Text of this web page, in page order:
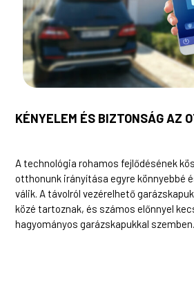
KÉNYELEM ÉS BIZTONSÁG AZ
A technológia rohamos fejlődésének
otthonunk irányítása egyre könnyebbé
válik. A távolról vezérelhető
közé tartoznak, és számos előnnyel
hagyományos garázskapukkal szemben.